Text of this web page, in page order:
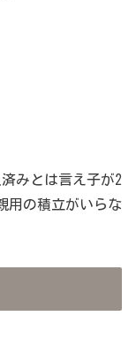
みとは言え子が2
用の積立がいらな